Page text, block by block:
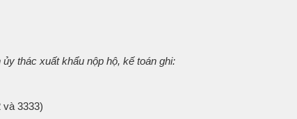
thác xuất khẩu nộp hộ, kế toán ghi:
3333)